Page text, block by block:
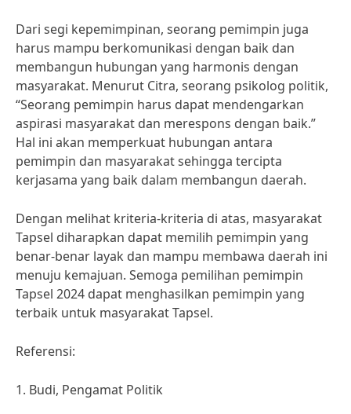
Dari segi kepemimpinan, seorang pemimpin juga
harus mampu berkomunikasi dengan baik dan
membangun hubungan yang harmonis dengan
masyarakat. Menurut Citra, seorang psikolog politik,
“Seorang pemimpin harus dapat mendengarkan
aspirasi masyarakat dan merespons dengan baik.”
Hal ini akan memperkuat hubungan antara
pemimpin dan masyarakat sehingga tercipta
kerjasama yang baik dalam membangun daerah.
Dengan melihat kriteria-kriteria di atas, masyarakat
Tapsel diharapkan dapat memilih pemimpin yang
benar-benar layak dan mampu membawa daerah ini
menuju kemajuan. Semoga pemilihan pemimpin
Tapsel 2024 dapat menghasilkan pemimpin yang
terbaik untuk masyarakat Tapsel.
Referensi:
1. Budi, Pengamat Politik